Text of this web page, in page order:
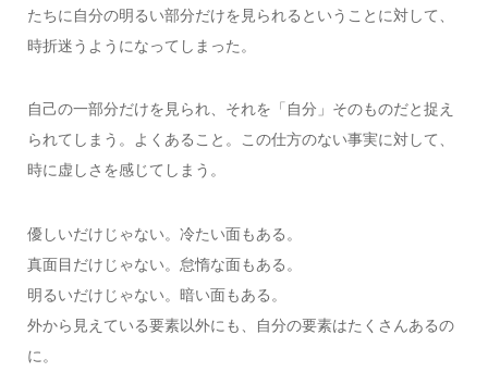
たちに自分の明るい部分だけを見られるということに対して、
時折迷うようになってしまった。
自己の一部分だけを見られ、それを「自分」そのものだと捉え
られてしまう。よくあること。この仕方のない事実に対して、
時に虚しさを感じてしまう。
優しいだけじゃない。冷たい面もある。
真面目だけじゃない。怠惰な面もある。
明るいだけじゃない。暗い面もある。
外から見えている要素以外にも、自分の要素はたくさんあるの
に。